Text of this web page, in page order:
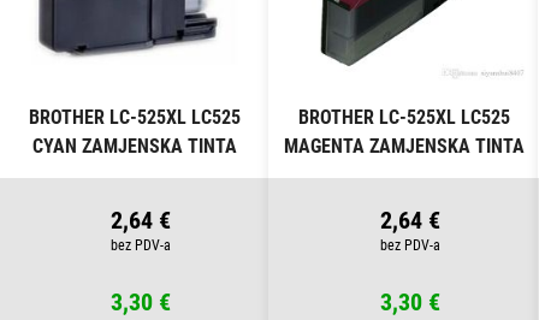
BROTHER LC-525XL LC525
CYAN ZAMJENSKA TINTA
2,64 €
3,30 €
BROTHER LC-525XL LC525
MAGENTA ZAMJENSKA TINTA
2,64 €
3,30 €